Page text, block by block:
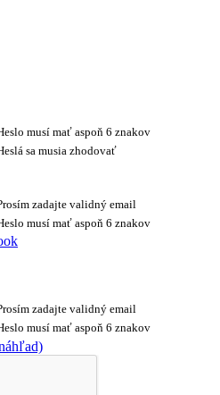
musí mať aspoň 6 znakov
sa musia zhodovať
zadajte validný email
musí mať aspoň 6 znakov
zadajte validný email
musí mať aspoň 6 znakov